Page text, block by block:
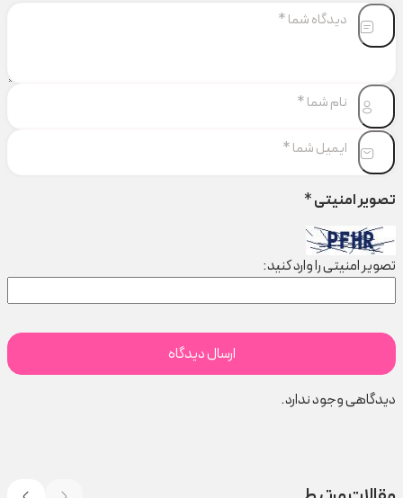
تصویر امنیتی*
تصویر امنیتی را وارد کنید:
دیدگاهی وجود ندارد.